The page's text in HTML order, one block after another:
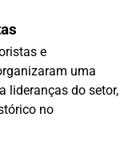
e
uma
lideranças do setor,
no